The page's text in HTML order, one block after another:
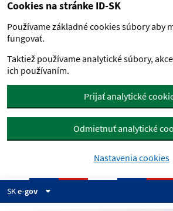
Preskočiť na hlavný obsah
Cookies na stránke ID-SK
Používame základné cookies súbory aby
fungovať.
Taktiež používame analytické súbory,
ich používaním.
Prijať analytické
Odmietnuť analytické
Nastavenia cookies
SKe-gov